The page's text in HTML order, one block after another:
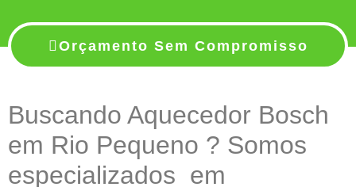
Orçamento Sem Compromisso
Buscando Aquecedor Bosch
em Rio Pequeno ? Somos
especializados em